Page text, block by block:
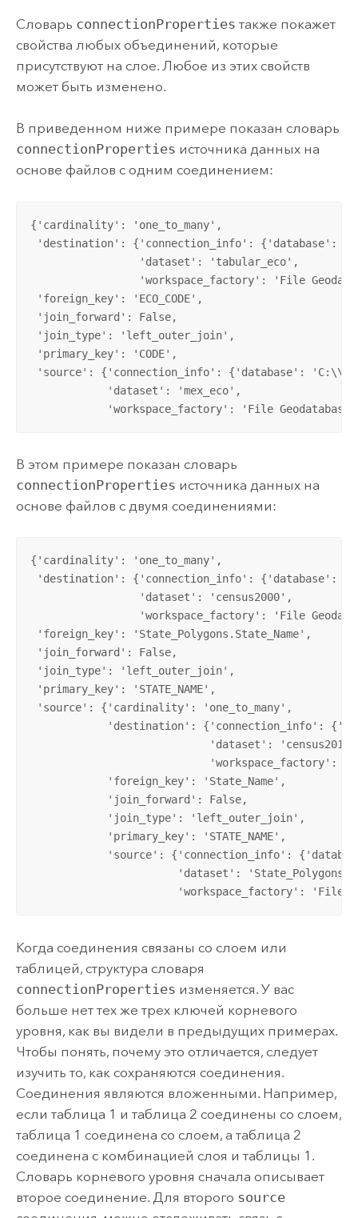
Словарь connectionProperties также покажет
свойства любых объединений, которые
присутствуют на слое. Любое из этих свойств
может быть изменено.
В приведенном ниже примере показан словарь
connectionProperties источника данных на
основе файлов с одним соединением:
{'cardinality': 'one_to_many',
'destination': {'connection_info': {'database':
                 'dataset': 'tabular_eco',
'workspace_factory': 'File
'foreign_key': 'ECO_CODE',
'join_forward': False,
'join_type': 'left_outer_join',
'primary_key': 'CODE',
'source': {'connection_info': {'database':
            'dataset': 'mex_eco',
'workspace_factory': 'File
В этом примере показан словарь
connectionProperties источника данных на
основе файлов с двумя соединениями:
{'cardinality': 'one_to_many',
'destination': {'connection_info':
'dataset':
'workspace_factory': 'File
'foreign_key': 'State_Polygons.State_Name',
'join_forward': False,
'join_type': 'left_outer_join',
'primary_key': 'STATE_NAME',
'source': {'cardinality': 'one_to_many',
'destination': {'connection_info':
'workspace_factory':
'foreign_key':
            'join_forward': False,
'join_type':
'primary_key':
'source': {'connection_info':
'dataset':
'workspace_factory': 'File
Когда соединения связаны со слоем или
таблицей, структура словаря
connectionProperties изменяется. У вас
больше нет тех же трех ключей корневого
уровня, как вы видели в предыдущих примерах.
Чтобы понять, почему это отличается, следует
изучить то, как сохраняются соединения.
Соединения являются вложенными. Например,
если таблица 1 и таблица 2 соединены со слоем,
таблица 1 соединена со слоем, а таблица 2
соединена с комбинацией слоя и таблицы 1.
Словарь корневого уровня сначала описывает
второе соединение. Для второго source